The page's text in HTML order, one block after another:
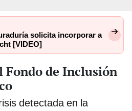
solicita incorporar a
[VIDEO]
Fondo de Inclusión
detectada en la